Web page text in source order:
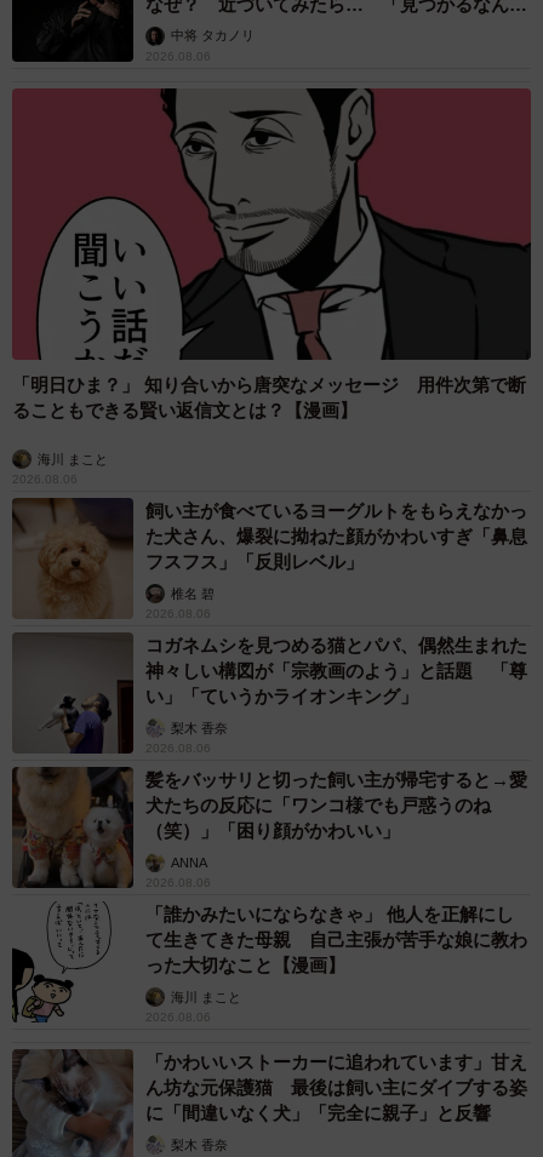
なぜ？ 近づいてみたら… 「見つかるなんて
未熟」中将 タカノリ
2026.08.06
「明日ひま？」 知り合いから唐突なメッセージ 用件次第で断
ることもできる賢い返信文とは？【漫画】
海川 まこと
2026.08.06
飼い主が食べているヨーグルトをもらえなかっ
た犬さん、爆裂に拗ねた顔がかわいすぎ「鼻息
フスフス」「反則レベル」
椎名 碧
2026.08.06
コガネムシを見つめる猫とパパ、偶然生まれた
神々しい構図が「宗教画のよう」と話題 「尊
い」「ていうかライオンキング」
梨木 香奈
2026.08.06
髪をバッサリと切った飼い主が帰宅すると→愛
犬たちの反応に「ワンコ様でも戸惑うのね
（笑）」「困り顔がかわいい」
ANNA
2026.08.06
「誰かみたいにならなきゃ」 他人を正解にし
て生きてきた母親 自己主張が苦手な娘に教わ
った大切なこと【漫画】
海川 まこと
2026.08.06
「かわいいストーカーに追われています」甘え
ん坊な元保護猫 最後は飼い主にダイブする姿
に「間違いなく犬」「完全に親子」と反響
梨木 香奈